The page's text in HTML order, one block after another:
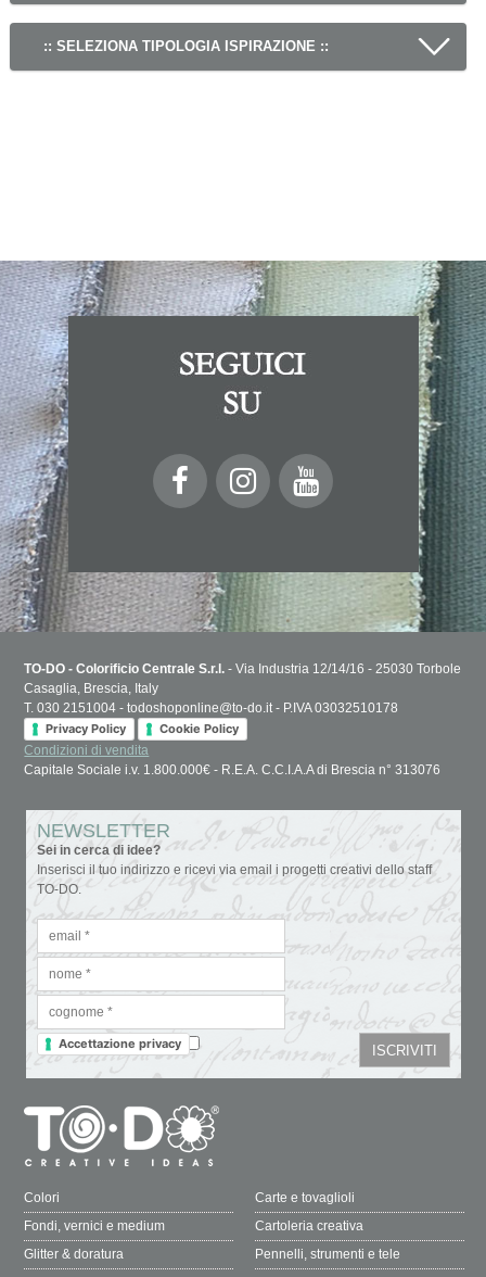
:: SELEZIONA TIPOLOGIA ISPIRAZIONE ::
TO-DO - Colorificio Centrale S.r.l. - Via Industria 12/14/16 - 25030 Torbole
Casaglia, Brescia, Italy
T. 030 2151004 - todoshoponline@to-do.it - P.IVA 03032510178
Privacy Policy
Cookie Policy
Condizioni di vendita
Capitale Sociale i.v. 1.800.000€ - R.E.A. C.C.I.A.A di Brescia n° 313076
NEWSLETTER
Sei in cerca di idee?
Inserisci il tuo indirizzo e ricevi via email i progetti creativi dello staff
TO-DO.
Accettazione privacy
Colori
Fondi, vernici e medium
Glitter & doratura
Carte e tovaglioli
Cartoleria creativa
Pennelli, strumenti e tele